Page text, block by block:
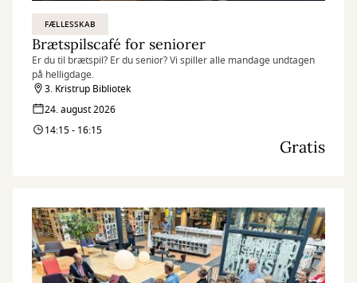
FÆLLESSKAB
Brætspilscafé for seniorer
Er du til brætspil? Er du senior? Vi spiller alle mandage undtagen
på helligdage.
3. Kristrup Bibliotek
24. august 2026
14:15 - 16:15
Gratis